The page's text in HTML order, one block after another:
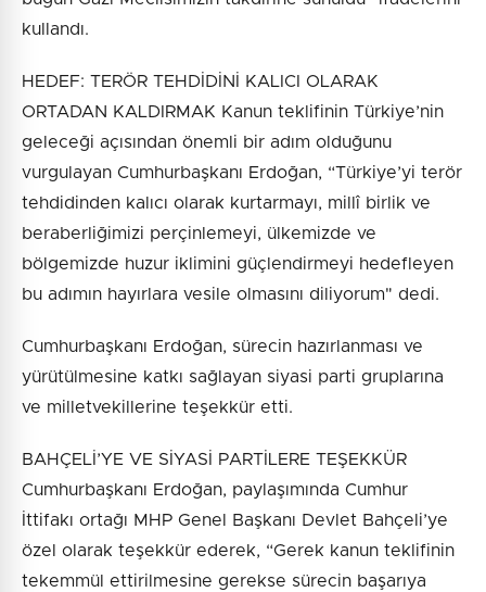
kullandı.
HEDEF: TERÖR TEHDİDİNİ KALICI OLARAK
ORTADAN KALDIRMAK Kanun teklifinin Türkiye’nin
geleceği açısından önemli bir adım olduğunu
vurgulayan Cumhurbaşkanı Erdoğan, “Türkiye’yi terör
tehdidinden kalıcı olarak kurtarmayı, millî birlik ve
beraberliğimizi perçinlemeyi, ülkemizde ve
bölgemizde huzur iklimini güçlendirmeyi hedefleyen
bu adımın hayırlara vesile olmasını diliyorum" dedi.
Cumhurbaşkanı Erdoğan, sürecin hazırlanması ve
yürütülmesine katkı sağlayan siyasi parti gruplarına
ve milletvekillerine teşekkür etti.
BAHÇELİ’YE VE SİYASİ PARTİLERE TEŞEKKÜR
Cumhurbaşkanı Erdoğan, paylaşımında Cumhur
İttifakı ortağı MHP Genel Başkanı Devlet Bahçeli’ye
özel olarak teşekkür ederek, “Gerek kanun teklifinin
tekemmül ettirilmesine gerekse sürecin başarıya